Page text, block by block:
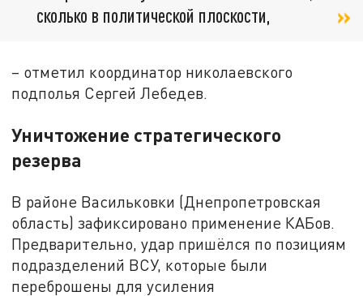
сколько в политической плоскости,
– отметил координатор николаевского
подполья Сергей Лебедев.
Уничтожение стратегического
резерва
В районе Васильковки (Днепропетровская
область) зафиксировано применение КАБов.
Предварительно, удар пришёлся по позициям
подразделений ВСУ, которые были
переброшены для усиления